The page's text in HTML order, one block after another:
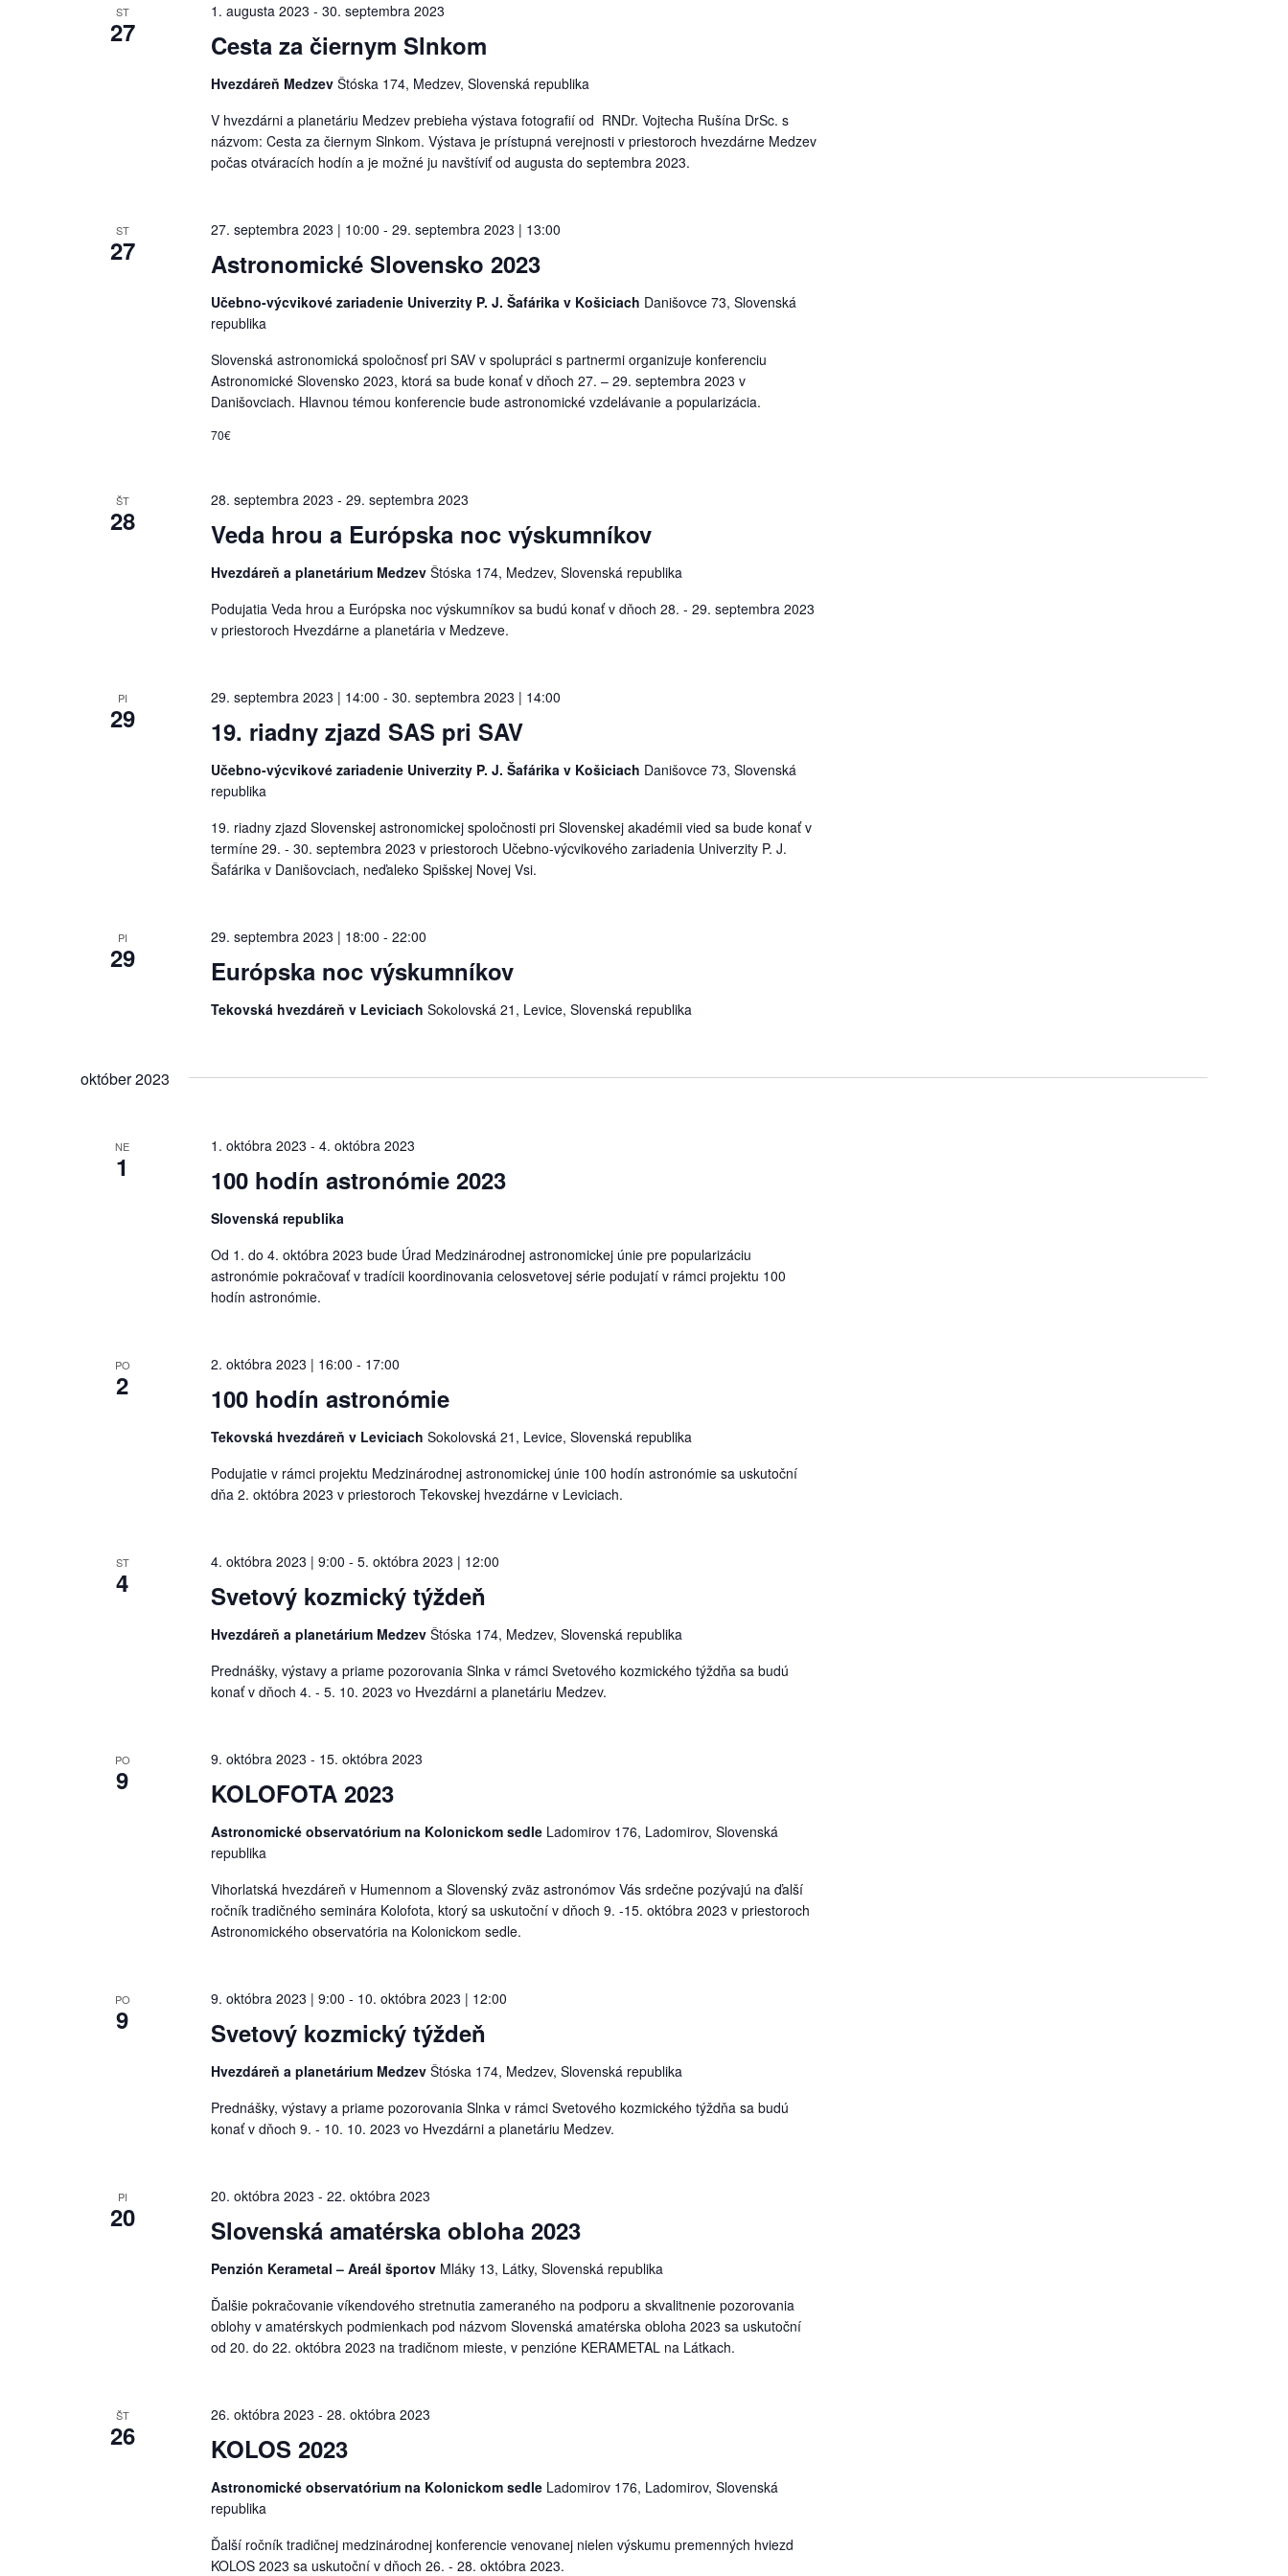
ST
27 Cesta za čiernym Slnkom
1. augusta 2023 - 30. septembra 2023
Hvezdáreň Medzev Štóska 174, Medzev, Slovenská republika
V hvezdárni a planetáriu Medzev prebieha výstava fotografií od RNDr. Vojtecha Rušína DrSc. s
názvom: Cesta za čiernym Slnkom. Výstava je prístupná verejnosti v priestoroch hvezdárne Medzev
počas otváracích hodín a je možné ju navštíviť od augusta do septembra 2023.
ST
27 Astronomické Slovensko 2023
27. septembra 2023 | 10:00 - 29. septembra 2023 | 13:00
Učebno-výcvikové zariadenie Univerzity P. J. Šafárika v Košiciach Danišovce 73, Slovenská
republika
Slovenská astronomická spoločnosť pri SAV v spolupráci s partnermi organizuje konferenciu
Astronomické Slovensko 2023, ktorá sa bude konať v dňoch 27. – 29. septembra 2023 v
Danišovciach. Hlavnou témou konferencie bude astronomické vzdelávanie a popularizácia.
70€
ŠT
28 Veda hrou a Európska noc výskumníkov
28. septembra 2023 - 29. septembra 2023
Hvezdáreň a planetárium Medzev Štóska 174, Medzev, Slovenská republika
Podujatia Veda hrou a Európska noc výskumníkov sa budú konať v dňoch 28. - 29. septembra 2023
v priestoroch Hvezdárne a planetária v Medzeve.
PI
29 19. riadny zjazd SAS pri SAV
29. septembra 2023 | 14:00 - 30. septembra 2023 | 14:00
Učebno-výcvikové zariadenie Univerzity P. J. Šafárika v Košiciach Danišovce 73, Slovenská
republika
19. riadny zjazd Slovenskej astronomickej spoločnosti pri Slovenskej akadémii vied sa bude konať v
termíne 29. - 30. septembra 2023 v priestoroch Učebno-výcvikového zariadenia Univerzity P. J.
Šafárika v Danišovciach, neďaleko Spišskej Novej Vsi.
PI
29 Európska noc výskumníkov
29. septembra 2023 | 18:00 - 22:00
Tekovská hvezdáreň v Leviciach Sokolovská 21, Levice, Slovenská republika
október 2023
NE
1 100 hodín astronómie 2023
1. októbra 2023 - 4. októbra 2023
Slovenská republika
Od 1. do 4. októbra 2023 bude Úrad Medzinárodnej astronomickej únie pre popularizáciu
astronómie pokračovať v tradícii koordinovania celosvetovej série podujatí v rámci projektu 100
hodín astronómie.
PO
2 100 hodín astronómie
2. októbra 2023 | 16:00 - 17:00
Tekovská hvezdáreň v Leviciach Sokolovská 21, Levice, Slovenská republika
Podujatie v rámci projektu Medzinárodnej astronomickej únie 100 hodín astronómie sa uskutoční
dňa 2. októbra 2023 v priestoroch Tekovskej hvezdárne v Leviciach.
ST
4 Svetový kozmický týždeň
4. októbra 2023 | 9:00 - 5. októbra 2023 | 12:00
Hvezdáreň a planetárium Medzev Štóska 174, Medzev, Slovenská republika
Prednášky, výstavy a priame pozorovania Slnka v rámci Svetového kozmického týždňa sa budú
konať v dňoch 4. - 5. 10. 2023 vo Hvezdárni a planetáriu Medzev.
PO
9 KOLOFOTA 2023
9. októbra 2023 - 15. októbra 2023
Astronomické observatórium na Kolonickom sedle Ladomirov 176, Ladomirov, Slovenská
republika
Vihorlatská hvezdáreň v Humennom a Slovenský zväz astronómov Vás srdečne pozývajú na ďalší
ročník tradičného seminára Kolofota, ktorý sa uskutoční v dňoch 9. -15. októbra 2023 v priestoroch
Astronomického observatória na Kolonickom sedle.
PO
9 Svetový kozmický týždeň
9. októbra 2023 | 9:00 - 10. októbra 2023 | 12:00
Hvezdáreň a planetárium Medzev Štóska 174, Medzev, Slovenská republika
Prednášky, výstavy a priame pozorovania Slnka v rámci Svetového kozmického týždňa sa budú
konať v dňoch 9. - 10. 10. 2023 vo Hvezdárni a planetáriu Medzev.
PI
20 Slovenská amatérska obloha 2023
20. októbra 2023 - 22. októbra 2023
Penzión Kerametal – Areál športov Mláky 13, Látky, Slovenská republika
Ďalšie pokračovanie víkendového stretnutia zameraného na podporu a skvalitnenie pozorovania
oblohy v amatérskych podmienkach pod názvom Slovenská amatérska obloha 2023 sa uskutoční
od 20. do 22. októbra 2023 na tradičnom mieste, v penzióne KERAMETAL na Látkach.
ŠT
26 KOLOS 2023
26. októbra 2023 - 28. októbra 2023
Astronomické observatórium na Kolonickom sedle Ladomirov 176, Ladomirov, Slovenská
republika
Ďalší ročník tradičnej medzinárodnej konferencie venovanej nielen výskumu premenných hviezd
KOLOS 2023 sa uskutoční v dňoch 26. - 28. októbra 2023.